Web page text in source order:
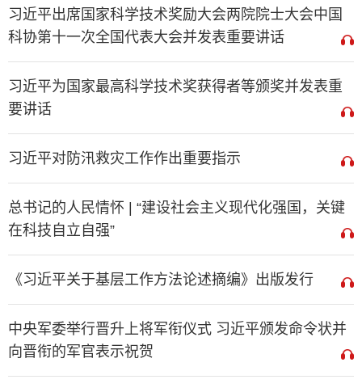
习近平出席国家科学技术奖励大会两院院士大会中国
科协第十一次全国代表大会并发表重要讲话
习近平为国家最高科学技术奖获得者等颁奖并发表重
要讲话
习近平对防汛救灾工作作出重要指示
总书记的人民情怀 | “建设社会主义现代化强国，关键
在科技自立自强”
《习近平关于基层工作方法论述摘编》出版发行
中央军委举行晋升上将军衔仪式 习近平颁发命令状并
向晋衔的军官表示祝贺